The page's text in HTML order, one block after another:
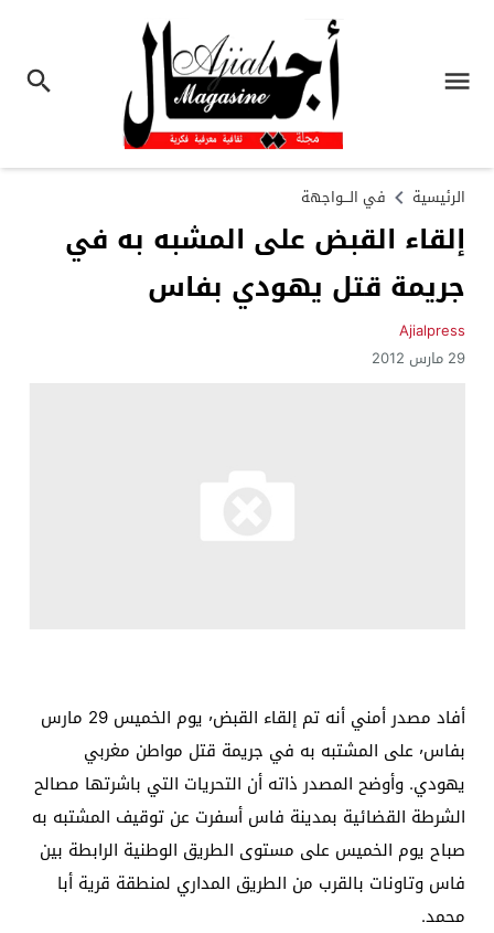
الرئيسية في الـــواجهة
إلقاء القبض على المشبه به في
جريمة قتل يهودي بفاس
Ajialpress
29 مارس 2012
أفاد مصدر أمني أنه تم إلقاء القبض٬ يوم الخميس 29 مارس
بفاس٬ على المشتبه به في جريمة قتل مواطن مغربي
يهودي. وأوضح المصدر ذاته أن التحريات التي باشرتها مصالح
الشرطة القضائية بمدينة فاس أسفرت عن توقيف المشتبه به
صباح يوم الخميس على مستوى الطريق الوطنية الرابطة بين
فاس وتاونات بالقرب من الطريق المداري لمنطقة قرية أبا
محمد.